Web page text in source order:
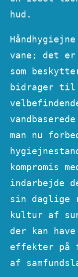
hud.
vane; det
som
bidrager til
man nu
kompromis
indarbejde
sin daglige
kultur af
der kan
effekter på
af